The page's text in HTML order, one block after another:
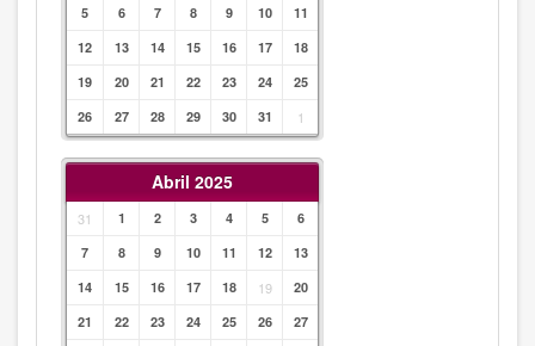
5 6 7 8 9 10
11
12
13 14 15 16 17
18
19
20 21 22 23 24
25
26
27 28 29 30 31 1
Abril 2025
31 1 2 3 4 5
6
7
8 9 10 11 12
13
14
15 16 17 18 19
20
21
22 23 24 25 26
27